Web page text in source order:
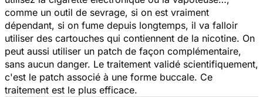
comme un outil de sevrage, si on est vraiment
dépendant, si on fume depuis longtemps, il va falloir
utiliser des cartouches qui contiennent de la nicotine. On
peut aussi utiliser un patch de façon complémentaire,
sans aucun danger. Le traitement validé scientifiquement,
c'est le patch associé à une forme buccale. Ce
traitement est le plus efficace.